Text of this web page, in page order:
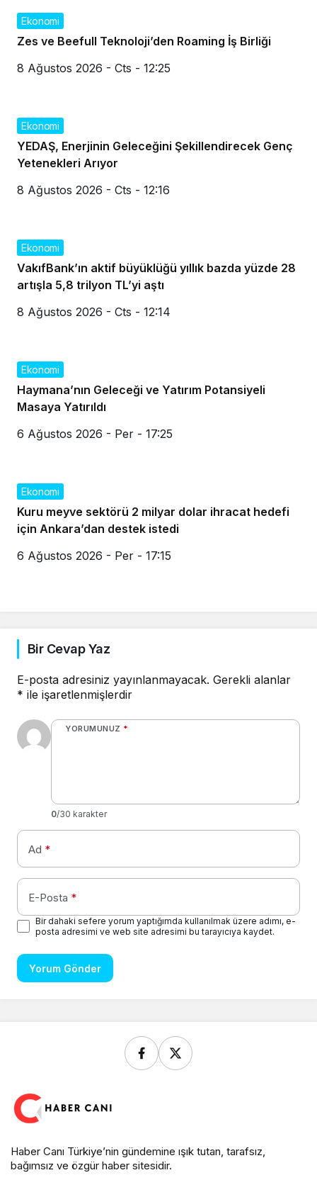
Ekonomi
Zes ve Beefull Teknoloji’den Roaming İş Birliği
8 Ağustos 2026 - Cts - 12:25
Ekonomi
YEDAŞ, Enerjinin Geleceğini Şekillendirecek Genç
Yetenekleri Arıyor
8 Ağustos 2026 - Cts - 12:16
Ekonomi
VakıfBank’ın aktif büyüklüğü yıllık bazda yüzde 28
artışla 5,8 trilyon TL’yi aştı
8 Ağustos 2026 - Cts - 12:14
Ekonomi
Haymana’nın Geleceği ve Yatırım Potansiyeli
Masaya Yatırıldı
6 Ağustos 2026 - Per - 17:25
Ekonomi
Kuru meyve sektörü 2 milyar dolar ihracat hedefi
için Ankara’dan destek istedi
6 Ağustos 2026 - Per - 17:15
Bir Cevap Yaz
E-posta adresiniz yayınlanmayacak. Gerekli alanlar
* ile işaretlenmişlerdir
YORUMUNUZ *
0/30 karakter
Ad *
E-Posta *
Bir dahaki sefere yorum yaptığımda kullanılmak üzere adımı, e-
posta adresimi ve web site adresimi bu tarayıcıya kaydet.
Yorum Gönder
Haber Canı Türkiye’nin gündemine ışık tutan, tarafsız,
bağımsız ve özgür haber sitesidir.